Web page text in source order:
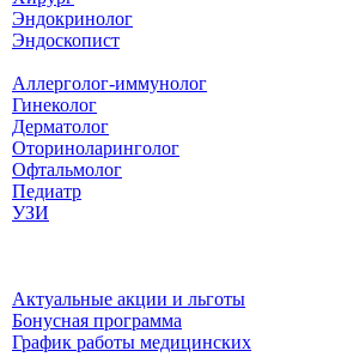
Эндокринолог
Эндоскопист
Аллерголог-иммунолог
Гинеколог
Дерматолог
Оториноларинголог
Офтальмолог
Педиатр
УЗИ
Актуальные акции и льготы
Бонусная программа
График работы медицинских